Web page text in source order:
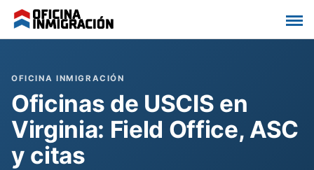
Saltar
contenido
Oficinas de USCIS en
Virginia: Field Office, ASC
y citas